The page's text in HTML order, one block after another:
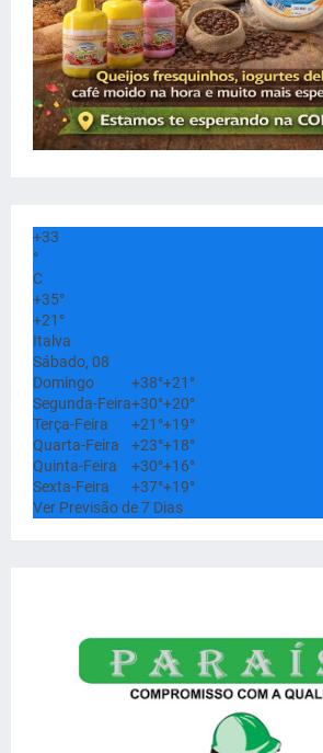
+33
°
C
+35°
+21°
Italva
Sábado, 08
Domingo
+38°+21°
Segunda-Feira+30°+20°
Terça-Feira
+21°+19°
Quarta-Feira
+23°+18°
Quinta-Feira
+30°+16°
Sexta-Feira
+37°+19°
Ver Previsão de 7 Dias